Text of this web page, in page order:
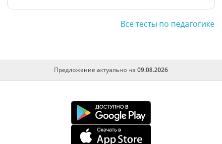
Все тесты по педагогике
Предложение актуально на 09.08.2026